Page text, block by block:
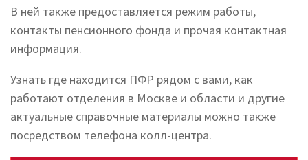
В ней также предоставляется режим работы,
контакты пенсионного фонда и прочая контактная
информация.
Узнать где находится ПФР рядом с вами, как
работают отделения в Москве и области и другие
актуальные справочные материалы можно также
посредством телефона колл-центра.